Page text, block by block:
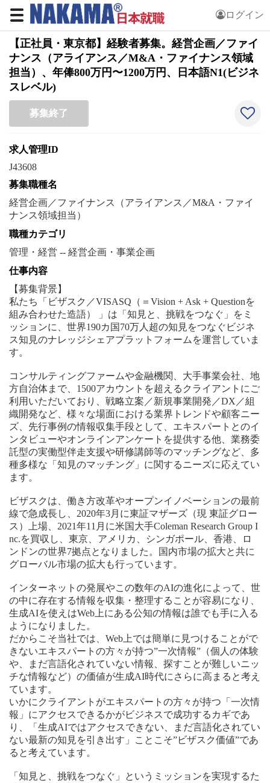
ログイン
【正社員・東京都】経験者募集。経営企画／ファイ
ナンス（アライアンス／M&A・ファイナンス領域
担当）、年俸800万円〜1200万円、日本語N1(ビジネ
スレベル)
募集終了
求人管理ID
J43608
募集職種名
経営企画／ファイナンス（アライアンス／M&A・ファイ
ナンス領域担当）
職種カテゴリ
管理・経営 -- 経営企画・事業企画
仕事内容
【募集背景】
私たち「ビザスク／VISASQ（＝Vision + Ask + Questionを
組み合わせた造語） 」は「知見と、挑戦をつなぐ」をミ
ッションに、世界190カ国70万人超の知見をつなぐビジネ
ス知見のナレッジシェアプラットフォームを運営していま
す。
コンサルティングファームや金融機関、大手事業会社、地
方自治体まで、1500アカウントを超えるクライアントにご
利用いただいており、戦略立案／新規事業開発／DX／組
織開発など、様々な場面における業界トレンドや顧客ニー
ズ、先行事例の情報収集手段として、エキスパートとのイ
ンタビューやオンラインアンケートを提供する他、業務委
託型の実働型伴走支援や研修講師等のマッチングなど、多
種多様な「知見のマッチング」に関するニーズに応えてい
ます。
ビザスクは、働き方改革やオープンイノベーションの最前
線で急成長し、2020年3月に東証マザーズ（現 東証グロー
ス）上場、2021年11月に米国大手Coleman Research Group I
nc.を買収し、東京、アメリカ、シンガポール、香港、ロ
ンドンの世界7拠点となりました。国内市場の拡大と共に
グローバル市場の拡大も行っています。
インターネットの発展やこの数年のAIの進化によって、世
の中に存在する情報を収集・整理することが容易になり、
生成AIを使えはWeb上にある公知の情報は誰でも手に入る
ようになりました。
だからこそ当社では、Web上では簡単に見つけることがで
きないエキスパートの方々が持つ”一次情報”（個人の体験
や、まだ言語化されていない情報、探すことが難しいニッ
チな情報など）の価値が生成AI時代にさらに高まると考え
ています。
いかにクライアントがエキスパートの方々が持つ「一次情
報」にアクセスできるかがビジネスで成功するカギであ
り、「生成AIではアクセスできない、まだ言語化されてい
ない最新の知見を引き出す」ことこそ”ビザスク価値”であ
ると考えています。
「知見と、挑戦をつなぐ」というミッションを実現するた